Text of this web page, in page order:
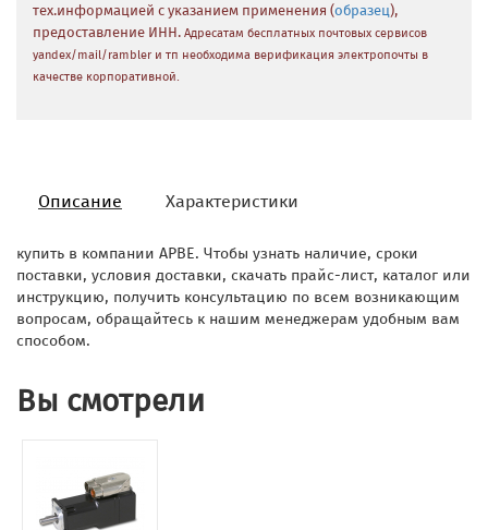
тех.информацией с указанием применения (образец),
предоставление ИНН. Адресатам бесплатных почтовых сервисов
yandex/mail/rambler и тп необходима верификация электропочты в
качестве корпоративной.
Описание Характеристики
купить в компании АРВЕ. Чтобы узнать наличие, сроки
поставки, условия доставки, скачать прайс-лист, каталог или
инструкцию, получить консультацию по всем возникающим
вопросам, обращайтесь к нашим менеджерам удобным вам
способом.
Вы смотрели